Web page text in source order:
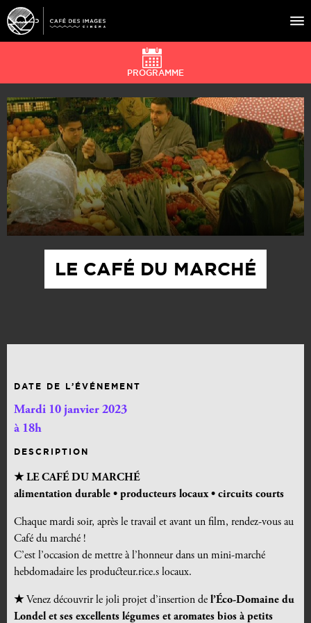
À L’AFFICHE
ÉVÉNEMENTS
CAFÉ DU CINÉ
PRATIQUE
ÉDUCATION AUX IMAGES
PROGRAMME
LE CAFÉ DU MARCHÉ
DATE DE L’ÉVÉNEMENT
Mardi 10 janvier 2023
à 18h
DESCRIPTION
★ LE CAFÉ DU MARCHÉ
alimentation durable • producteurs locaux • circuits courts
Chaque mardi soir, après le travail et avant un film, rendez-vous au
Café du marché !
C’est l’occasion de mettre à l’honneur dans un mini-marché
hebdomadaire les producteur.rice.s locaux.
★ Venez découvrir le joli projet d’insertion de l’Éco-Domaine du
Londel et ses excellents légumes et aromates bios à petits